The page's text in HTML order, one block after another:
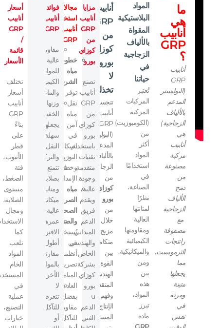
ما
هي
أنابيب
GRP
؟
أنابيب
GRP
(البوليستر
المدعم
بالألياف
الزجاجية)
هي
أنابيب
مركبة
مصنوعة
من
دمج
الألياف
الزجاجية
مع
مصفوفة
راتنجات
الثرموسيت،
مما
يجعلها
متينة
ومرنة
في
نفس
المواد
البلاستيكية
المقواة
بالألياف
الزجاجية
في
حياتنا
تُعتبر
المركبات
المركبة
(الكومبوزيت)
من
أكثر
المواد
استخدامًا
في
الصناعة،
نظرًا
لمتانتها
العالية
ومقاومتها
الكيميائية
والميكانيكية.
ومن
بين
هذه
المواد،
تبرز
مادة
أنابيب
GRP
من
كوزاي
بورو
لا
تخذلك؟
تتجسد
أنابيب
GRP
(البوليستر
المدعم
بالألياف
الزجاجية)
من
كوزاي
بورو
من
خلال
مزيج
متكامل
بين
القوة
الهندسية
المتقدمة
وفهم
الإنتاج
المستدام.
مزايا
أنابيب
GRP
من
كوزاي
بورو
تصنع
أنابيب
GRP
من
كوزاي
بورو
باستخدام
تقنيات
متقدمة
وجودة
عالية،
ويقدم
فريق
الدعم
الميداني
والهندسي
الخاص
بشركة
كوزاي
بورو
u
الدعم
الفني
مجالات
استخدام
أنابيب
GRP:
خطوط
مياه
الشرب:
توفر
نقل
مياه
آمن
في
شبكات
التوزيع
وخطوط
الإمداد.
مياه
الصرف
الصحي
والصرف:
تُستخدم
في
أنظمة
تصريف
المياه
العادمة
بفضل
مقاومتها
للتآكل.
فوائد
أنابيب
GRP:
مقاومة
عالية
للمواد
الكيميائية
والماء.
وزنها
الخفيف
يجعلها
سهلة
النقل
والتركيب.
تتمتع
بصلابة
ومتانة
ميكانيكية
عالية.
عمرها
الافتراضي
أطول
مقارنة
بالمواد
الأخرى.
لا
تتعرض
للتآكل
أو
أسعار
أنابيب
GRP
/
قائمة
الأسعار
تختلف
أسعار
أنابيب
GRP
بناءً
على
قطر
الأنبوب،
فئة
الضغط،
مستوى
الصلابة،
ومجال
كما
تلعب
المواد
الخام
في
عملية
التصنيع،
خيارات